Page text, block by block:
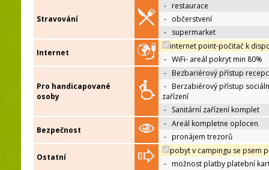
Stravování
- restaurace
- občerstvení
- supermarket
Internet
internet point-počitač k
- WiFi- areál pokryt min 80%
Pro handicapované
osoby
- Bezbariérový přístup
- Berzabiérový přístup
zařízení
- Sanitární zařízení komplet
Bezpečnost
- Areál kompletne oplocen
- pronájem trezorů
Ostatní
pobyt v campingu se psem
- možnost platby platební